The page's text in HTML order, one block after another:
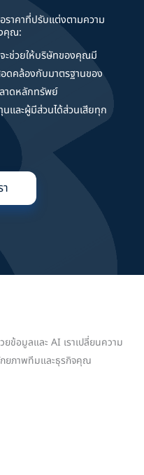
ราคาที่ปรับแต่งตามความ
คุณ:
ะช่วยให้บริษัทของคุณมี
ดคล้องกับมาตรฐานของ
าดหลักทรัพย์
และผู้มีส่วนได้ส่วนเสียทุก
ข้อมูลและ AI เราเปลี่ยนความ
ยภาพทีมและธุรกิจคุณ